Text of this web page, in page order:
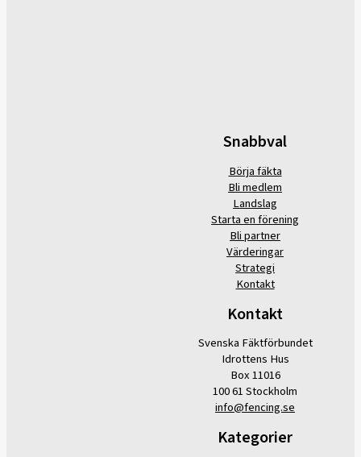
Snabbval
Börja fäkta
Bli medlem
Landslag
Starta en förening
Bli partner
Värderingar
Strategi
Kontakt
Kontakt
Svenska Fäktförbundet
Idrottens Hus
Box 11016
100 61 Stockholm
info@fencing.se
Kategorier